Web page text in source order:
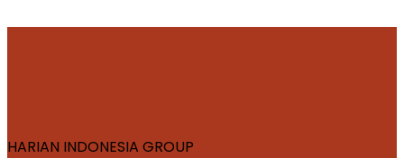
HARIAN INDONESIA GROUP